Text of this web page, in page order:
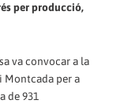
per producció,
va convocar a la
Montcada per a
de 931